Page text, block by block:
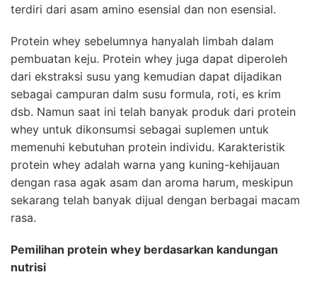
terdiri dari asam amino esensial dan non esensial.
Protein whey sebelumnya hanyalah limbah dalam
pembuatan keju. Protein whey juga dapat diperoleh
dari ekstraksi susu yang kemudian dapat dijadikan
sebagai campuran dalm susu formula, roti, es krim
dsb. Namun saat ini telah banyak produk dari protein
whey untuk dikonsumsi sebagai suplemen untuk
memenuhi kebutuhan protein individu. Karakteristik
protein whey adalah warna yang kuning-kehijauan
dengan rasa agak asam dan aroma harum, meskipun
sekarang telah banyak dijual dengan berbagai macam
rasa.
Pemilihan protein whey berdasarkan kandungan
nutrisi